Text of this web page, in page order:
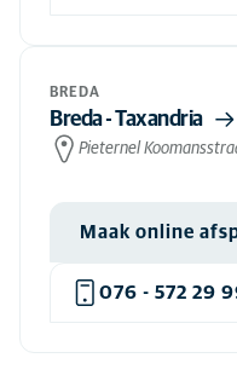
BREDA
Breda - Taxandria
Pieternel
Maak online
076 - 572 29